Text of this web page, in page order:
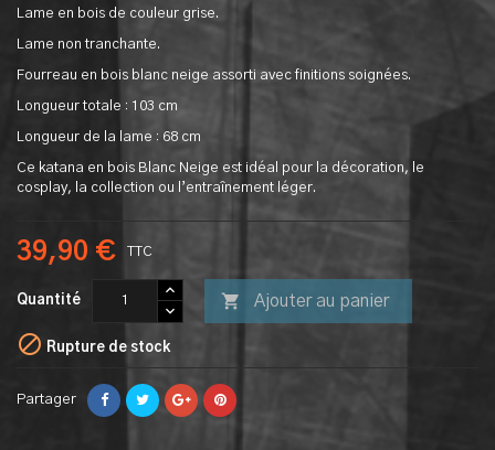
Lame en bois de couleur grise.
Lame non tranchante.
Fourreau en bois blanc neige assorti avec finitions soignées.
Longueur totale : 103 cm
Longueur de la lame : 68 cm
Ce katana en bois Blanc Neige est idéal pour la décoration, le
cosplay, la collection ou l’entraînement léger.
39,90 € TTC
Quantité  Ajouter au panier
 Rupture de stock
Partager